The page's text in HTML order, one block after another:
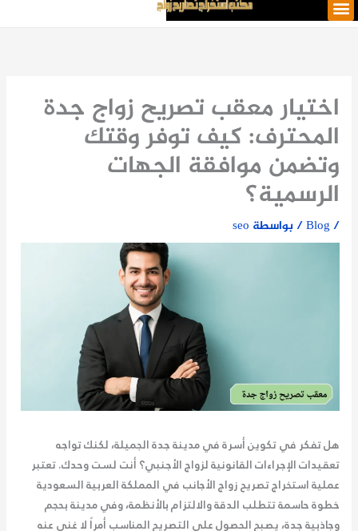
تخطي
e
اختيار معقب تصريح زواج جدة
المحترف: كيف توفر وقتك
وتضمن موافقة الجهات
الرسمية؟
/
Blog/ بواسطة seo
هل تفكر في تكوين أسرة في مدينة جدة الجميلة، لكنك تواجه
تعقيدات الإجراءات القانونية لزواج الأجنبي؟ أنت لست وحدك. تعتبر
عملية استخراج تصريح زواج الأجانب في المملكة العربية السعودية
خطوة حاسمة تتطلب الدقة والالتزام بالأنظمة، وفي مدينة بحجم
وجاذبية جدة، يصبح الحصول على التصريح المناسب أمراً لا غنى عنه